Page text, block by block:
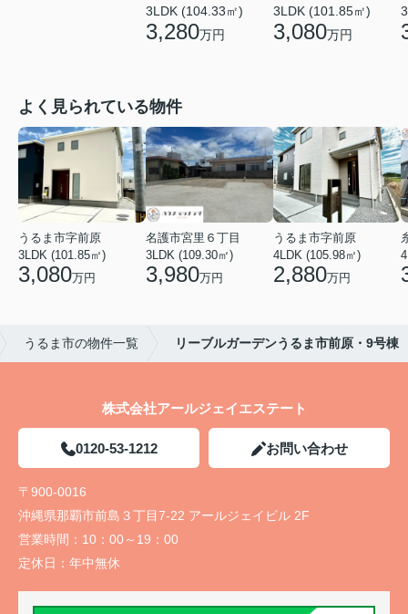
3LDK (104.33㎡)
3,280万円
3LDK (101.85㎡)
3,080万円
よく見られている物件
うるま市字前原
3LDK (101.85㎡)
3,080万円
名護市宮里６丁目
3LDK (109.30㎡)
3,980万円
うるま市字前原
4LDK (105.98㎡)
2,880万円
うるま市の物件一覧 リーブルガーデンうるま市前原・9号棟
株式会社アールジェイエステート
0120-53-1212 お問い合わせ
〒900-0016
沖縄県那覇市前島３丁目7-22 アールジェイビル 2F
営業時間： 10：00～19：00
定休日： 年中無休